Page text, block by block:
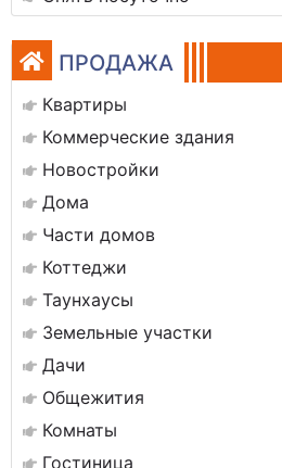
ПРОДАЖА
Квартиры
Коммерческие здания
Новостройки
Дома
Части домов
Коттеджи
Таунхаусы
Земельные участки
Дачи
Общежития
Комнаты
Гостиница